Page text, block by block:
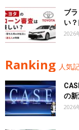
ブ
い
2026
Ranking 人気
の
2026